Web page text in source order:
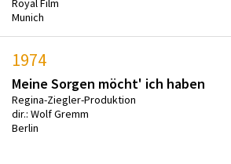
Royal Film
Munich
1974
Meine Sorgen möcht' ich haben
Regina-Ziegler-Produktion
dir.: Wolf Gremm
Berlin